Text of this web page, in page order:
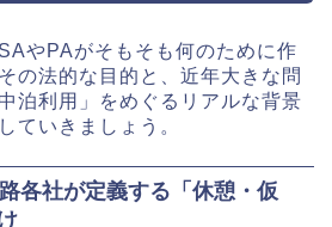
やPAがそもそも何のために作
の法的な目的と、近年大きな問
泊利用」をめぐるリアルな背景
ていきましょう。
各社が定義する「休憩・仮